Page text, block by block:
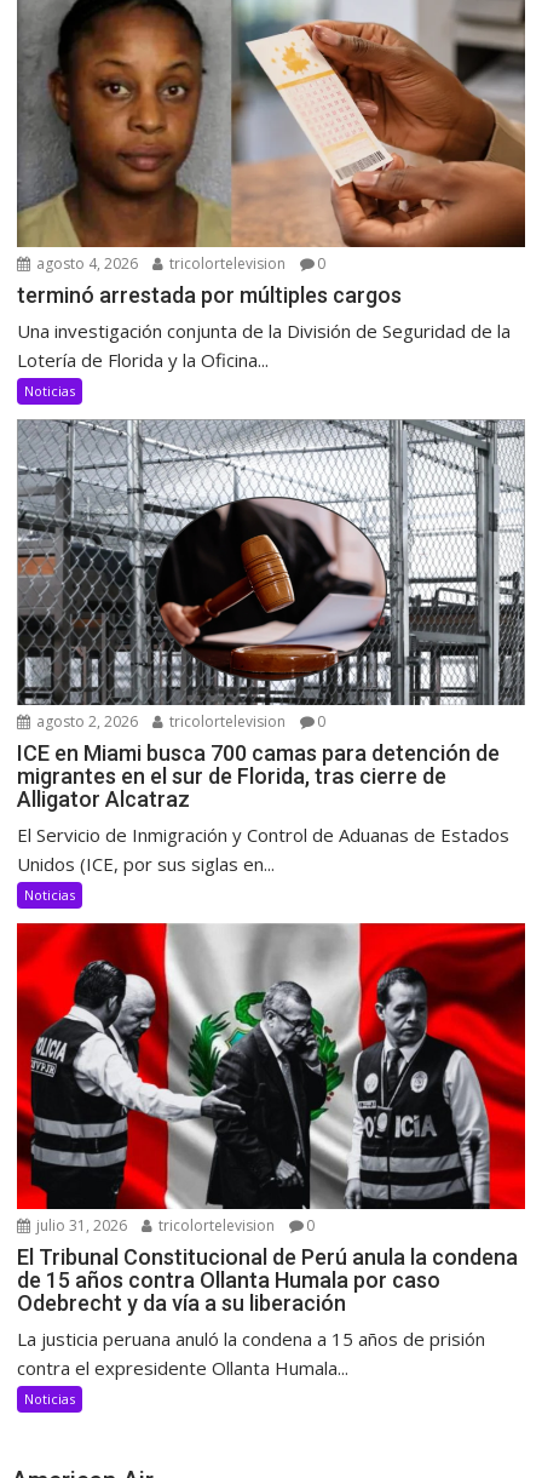
agosto 4, 2026 tricolortelevision 0
terminó arrestada por múltiples cargos
Una investigación conjunta de la División de Seguridad de la
Lotería de Florida y la Oficina...
Noticias
agosto 2, 2026 tricolortelevision 0
ICE en Miami busca 700 camas para detención de
migrantes en el sur de Florida, tras cierre de
Alligator Alcatraz
El Servicio de Inmigración y Control de Aduanas de Estados
Unidos (ICE, por sus siglas en...
Noticias
julio 31, 2026 tricolortelevision 0
El Tribunal Constitucional de Perú anula la condena
de 15 años contra Ollanta Humala por caso
Odebrecht y da vía a su liberación
La justicia peruana anuló la condena a 15 años de prisión
contra el expresidente Ollanta Humala...
Noticias